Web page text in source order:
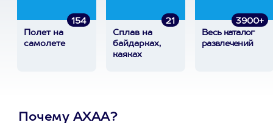
154
Полет на
самолете
21
Сплав на
байдарках,
каяках
3900+
Весь каталог
развлечений
Почему АХАА?